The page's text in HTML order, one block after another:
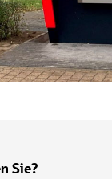
Sie?